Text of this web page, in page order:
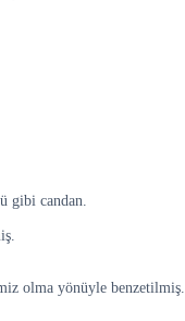
gibi candan.
olma yönüyle benzetilmiş.